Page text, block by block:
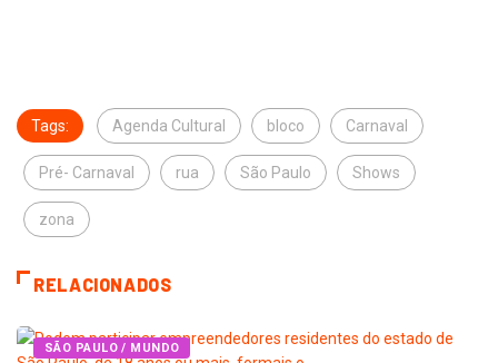
Tags: Agenda Cultural bloco Carnaval
Pré- Carnaval rua São Paulo Shows
zona
RELACIONADOS
SÃO PAULO / MUNDO